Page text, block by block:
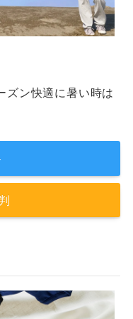
ズン快適に暑い時は